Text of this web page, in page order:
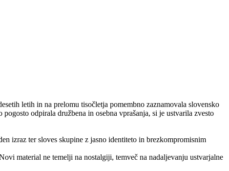
letih in na prelomu tisočletja pomembno zaznamovala slovensko
odpirala družbena in osebna vprašanja, si je ustvarila zvesto
izraz ter sloves skupine z jasno identiteto in brezkompromisnim
material ne temelji na nostalgiji, temveč na nadaljevanju ustvarjalne